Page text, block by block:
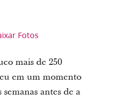
Fotos
mais de 250
em um momento
antes de a